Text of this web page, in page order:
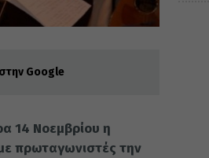
Google
14 Νοεμβρίου η
πρωταγωνιστές την